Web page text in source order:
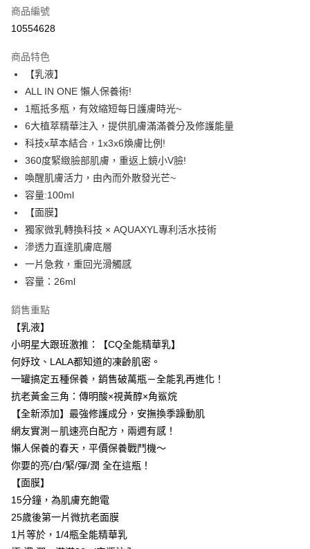
超商取貨付款
Apple Pay
街口支付
悠遊付
ATM付款
運送方式
每筆NT$85，滿NT$599(含以上)免運費
付款後全家取貨
每筆NT$85，滿NT$599(含以上)免運費
每筆NT$85，滿NT$799(含以上)免運費
每筆NT$85，滿NT$599(含以上)免運費
宅配
每筆NT$85，滿NT$599(含以上)免運費
(FedEx)海外配送
商品編號
10554628
商品特色
【乳液】
ALL IN ONE 懶人保養術!
1瓶抵多瓶，有效縮短每日護膚時光~
6大植萃精華注入，提供肌膚滿滿養分及修護能量
科技x草本結合，1x3x6煥膚比例!
360度緊緻臉部肌膚，重返上鏡小V臉!
喚醒肌膚活力，由內而外散發光芒~
容量:100ml
【面膜】
獨家微乳轉換科技 × AQUAXYL專利活水技術
滲透力直達肌膚底層
一片急救，重回光滑觸感
容量：26ml
銷售重點
【乳液】
小明星大跟班激推：【CQ全能精華乳】
何妤玟、LALA都知道的凍齡肌密。
一罐搞定五種保養，銷售破萬瓶－全能乳再進化！
抗老黃金三角：傳明酸×視黃醇×角鯊烷
【全新添加】最強修護成分，安撫換季躁動肌
網友實測－肌速亮白配方，兩週有感！
懶人保養的春天，平價保養戰鬥機～
你要的亮/白/緊/彈/潤 全在這瓶！
【面膜】
15分鐘，為肌膚充飽電
25歲後第一片微抗老面膜
1片等於，1/4瓶全能精華乳